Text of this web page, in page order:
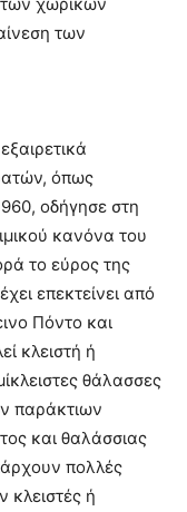
των
όπως
οδήγησε στη
κανόνα του
το εύρος της
επεκτείνει από
Πόντο και
κλειστή ή
θάλασσες
παράκτιων
και θαλάσσιας
πολλές
κλειστές ή